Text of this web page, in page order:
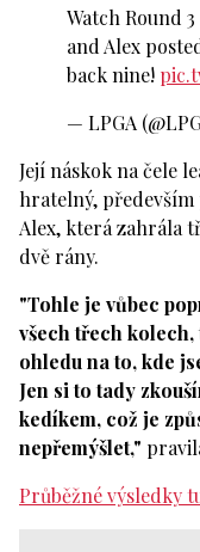
Watch Round
and Alex
back nine!
— LPGA
Její náskok na čele
hratelný,
Alex, která zahrála
dvě rány.
"Tohle je vůbec
všech třech
ohledu na to, kde
Jen si to tady
kedíkem, což je
nepřemýšlet,"
Průběžné výsledky